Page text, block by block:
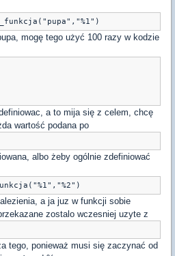
mogę tego użyć 100 razy w kodzie
a to mija się z celem, chcę
wartość podana po
albo żeby ogólnie zdefiniować
a ja juz w funkcji sobie
zostalo wczesniej uzyte z
tego, ponieważ musi się zaczynać od